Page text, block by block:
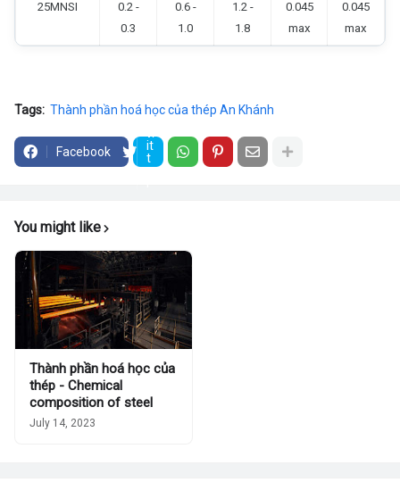
25MNSI
0.2 -
0.3
0.6 -
1.0
1.2 -
1.8
0.045
max
0.045
max
Tags: Thành phần hoá học của thép An Khánh
Facebook
it
t
e
You might like
Thành phần hoá học của
thép - Chemical
composition of steel
July 14, 2023